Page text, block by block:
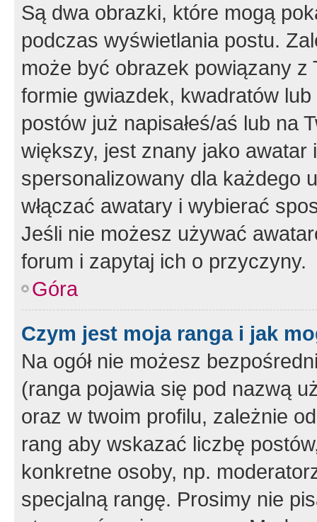
Są dwa obrazki, które mogą
podczas wyświetlania postu.
może być obrazek powiązany z
formie gwiazdek, kwadratów
postów już napisałeś/aś lub na
większy, jest znany jako
spersonalizowany dla każdego
włączać awatary i wybierać
Jeśli nie możesz używać
forum i zapytaj ich o przyczyny.
Góra
Czym jest moja ranga i jak
Na ogół nie możesz
(ranga pojawia się pod nazwą
oraz w twoim profilu, zależnie
rang aby wskazać liczbę
konkretne osoby, np.
specjalną rangę. Prosimy nie